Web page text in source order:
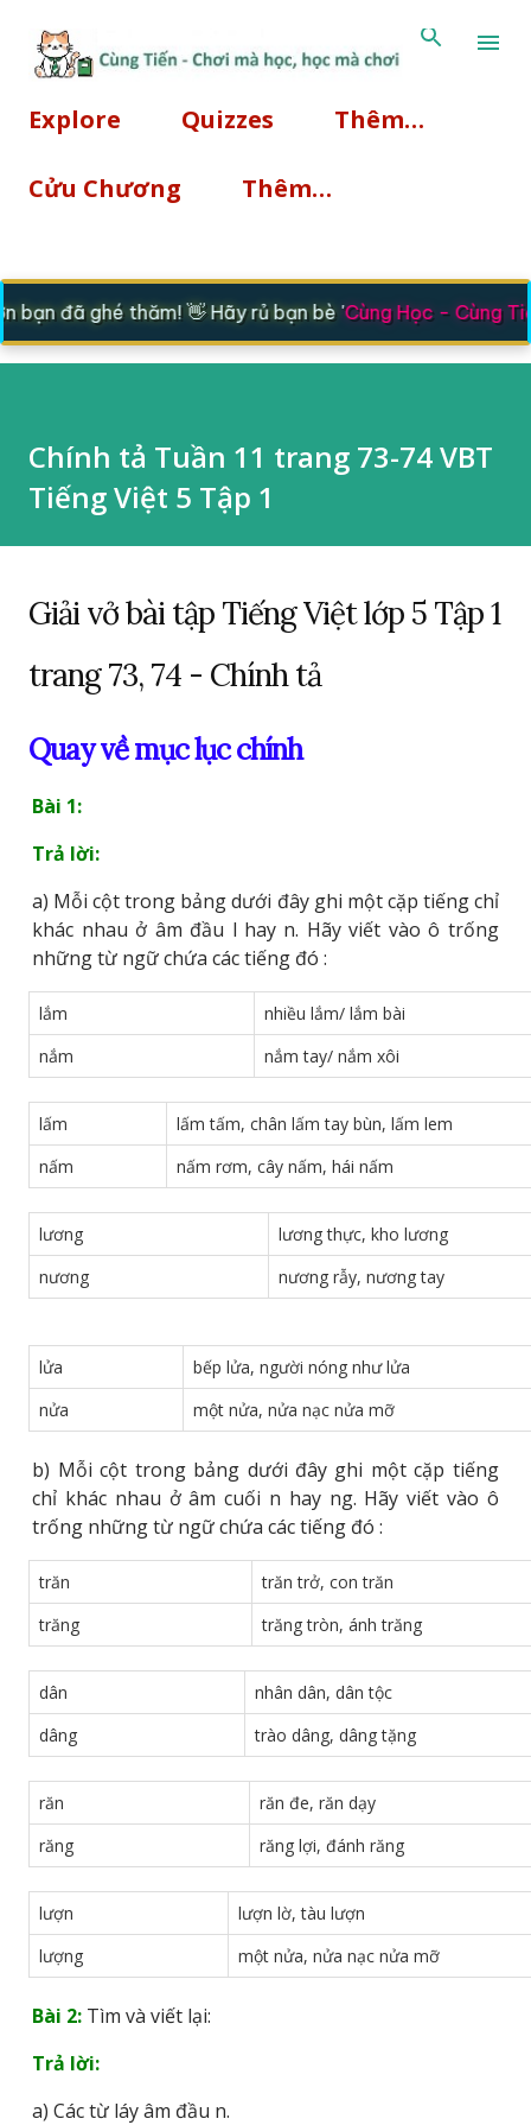
Chuyển đến nội dung
Explore Quizzes Thêm…
Cửu Chương Thêm…
bạn đã ghé thăm! 👋 Hãy rủ bạn bè 'Cùng Học - Cùng
Chính tả Tuần 11 trang 73-74 VBT
Tiếng Việt 5 Tập 1
Giải vở bài tập Tiếng Việt lớp 5 Tập 1
trang 73, 74 - Chính tả
Quay về mục lục chính
Bài 1:
Trả lời:
a) Mỗi cột trong bảng dưới đây ghi một cặp tiếng chỉ
khác nhau ở âm đầu l hay n. Hãy viết vào ô trống
những từ ngữ chứa các tiếng đó :
lắm
nhiều lắm/ lắm bài
nắm
nắm tay/ nắm xôi
lấm
lấm tấm, chân lấm tay bùn, lấm lem
nấm
nấm rơm, cây nấm, hái nấm
lương
lương thực, kho lương
nương
nương rẫy, nương tay
lửa
bếp lửa, người nóng như lửa
nửa
một nửa, nửa nạc nửa mỡ
b) Mỗi cột trong bảng dưới đây ghi một cặp tiếng
chỉ khác nhau ở âm cuối n hay ng. Hãy viết vào ô
trống những từ ngữ chứa các tiếng đó :
trăn
trăn trở, con trăn
trăng
trăng tròn, ánh trăng
dân
nhân dân, dân tộc
dâng
trào dâng, dâng tặng
răn
răn đe, răn dạy
răng
răng lợi, đánh răng
lượn
lượn lờ, tàu lượn
lượng
một nửa, nửa nạc nửa mỡ
Bài 2: Tìm và viết lại:
Trả lời:
a) Các từ láy âm đầu n.